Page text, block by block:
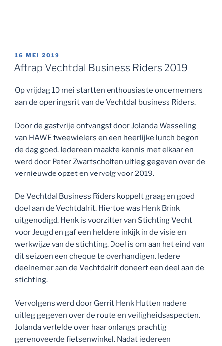
vernieuwde opzet en vervolg voor 2019.
doel aan de Vechtdalrit. Hiertoe was Henk Brink
uitgenodigd. Henk is voorzitter van Stichting Vecht
werkwijze van de stichting. Doel is om aan het eind van
dit seizoen een cheque te overhandigen. Iedere
deelnemer aan de Vechtdalrit doneert een deel aan de
stichting.
uitleg gegeven over de route en veiligheidsaspecten.
Jolanda vertelde over haar onlangs prachtig
gerenoveerde fietsenwinkel. Nadat iedereen
geïnstrueerd was, stapte iedereen op de fiets en
begonnen we aan de eerste 25 km. Na een klein uur
arriveerde de stoet bij camping De Belten alwaar
overheerlijke koffie en gebak stond te wachten. Deze
versnaperingen zijn volledig gesponsord, waarvoor
Deel twee van de rit voerde een deel door Duitsland
met een ware bergprijs: de eerste renner die op top
van de befaamde “Kippenbult” aan zou komen